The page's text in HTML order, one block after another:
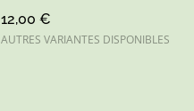
12,00 €
AUTRES VARIANTES DISPONIBLES